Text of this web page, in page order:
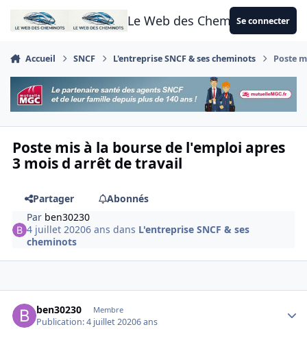
Aller au contenu
Le Web des CheminotsSe connecter
Accueil SNCF L'entreprise SNCF & ses cheminots Poste
Poste mis à la bourse de l'emploi apres
3 mois d arrêt de travail
Partager
Abonnés
Par ben30230
4 juillet 20206 ans dans L'entreprise SNCF & ses
cheminots
ben30230 Membre
Publication:4 juillet 20206 ans